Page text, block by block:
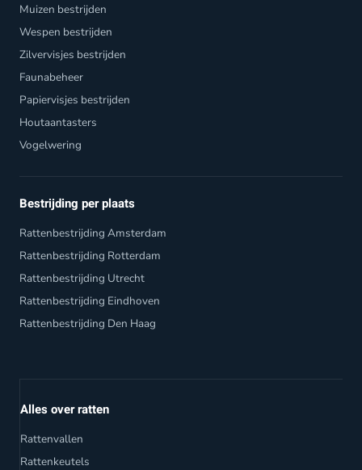
Muizen bestrijden
Wespen bestrijden
Zilvervisjes bestrijden
Faunabeheer
Papiervisjes bestrijden
Houtaantasters
Vogelwering
Bestrijding per plaats
Rattenbestrijding Amsterdam
Rattenbestrijding Rotterdam
Rattenbestrijding Utrecht
Rattenbestrijding Eindhoven
Rattenbestrijding Den Haag
Alles over ratten
Rattenvallen
Rattenkeutels